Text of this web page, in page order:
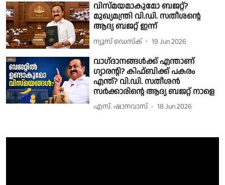
വിസ്മയമാകുമോ ബജറ്റ്?
മുഖ്യമന്ത്രി വി.ഡി. സതീശൻ്റെ
ആദ്യ ബജറ്റ് ഇന്ന്
ന്യൂസ് ഡെസ്ക് 19 Jun 2026
വാഗ്‌ദാനങ്ങള്‍ക്ക് എന്താണ്
ഗ്യാരന്റി? കിഫ്ബിക്ക് പകരം
എന്ത്? വി.ഡി. സതീശന്‍
സര്‍ക്കാരിന്റെ ആദ്യ ബജറ്റ് നാളെ
എസ്. ഷാനവാസ് 18 Jun 2026